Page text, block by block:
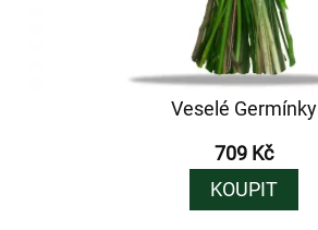
Veselé Germínky
709 Kč
KOUPIT